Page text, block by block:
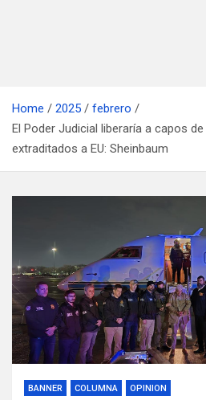
Home 2025
febrero
El Poder Judicial liberaría a capos
extraditados a EU: Sheinbaum
BANNER COLUMNA OPINION